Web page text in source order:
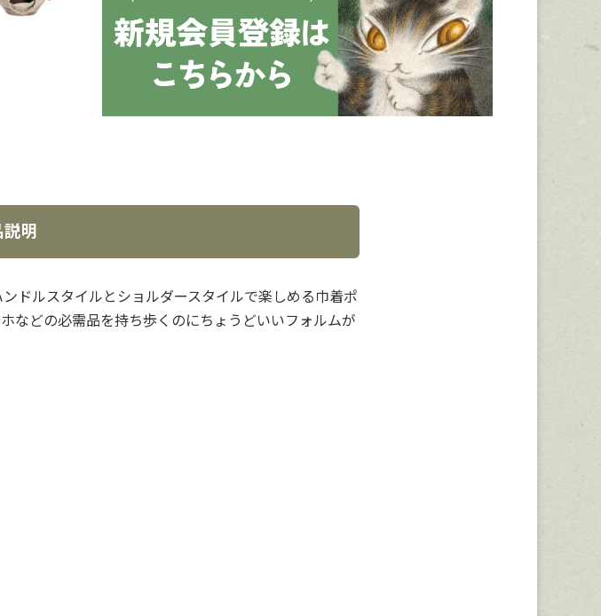
明
ドルスタイルとショルダースタイルで楽しめる巾着ポ
などの必需品を持ち歩くのにちょうどいいフォルムが